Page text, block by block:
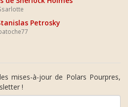
Petrosky
mises-à-jour de Polars Pourpres,
!